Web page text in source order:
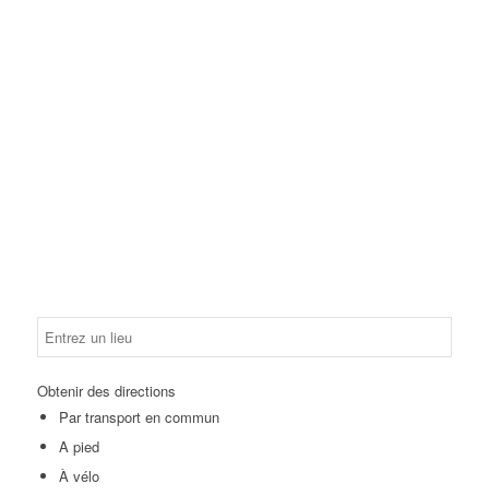
Obtenir des directions
Par transport en commun
A pied
À vélo